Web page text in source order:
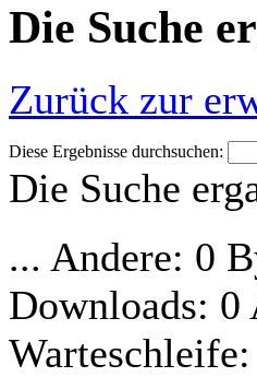
Die Suche
Zurück zur
Diese Ergebnisse durchsuchen:
Die Suche
... Andere: 0
Downloads: 0